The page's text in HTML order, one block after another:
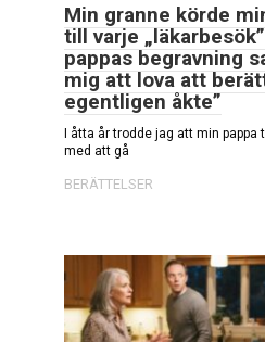
Min granne körde
till varje
pappas begravning
mig att lova att
egentligen åkte”
I åtta år trodde jag att min pappa
med att gå
BERÄTTELSER